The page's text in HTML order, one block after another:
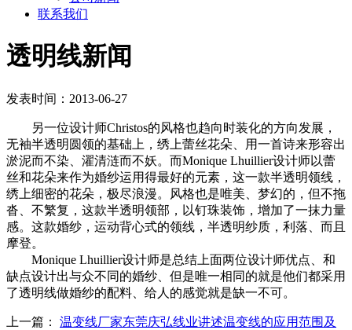
联系我们
透明线新闻
发表时间：2013-06-27
另一位设计师Christos的风格也趋向时装化的方向发展，
无袖半透明圆领的基础上，绣上蕾丝花朵、用一首诗来形容出
淤泥而不染、濯清涟而不妖。而Monique Lhuillier设计师以蕾
丝和花朵来作为婚纱运用得最好的元素，这一款半透明领线，
绣上细密的花朵，极尽浪漫。风格也是唯美、梦幻的，但不拖
沓、不繁复，这款半透明领部，以钉珠装饰，增加了一抹力量
感。这款婚纱，运动背心式的领线，半透明纱质，利落、而且
摩登。
Monique Lhuillier设计师是总结上面两位设计师优点、和
缺点设计出与众不同的婚纱、但是唯一相同的就是他们都采用
了透明线做婚纱的配料、给人的感觉就是缺一不可。
上一篇：
温变线厂家东莞庆弘线业讲述温变线的应用范围及